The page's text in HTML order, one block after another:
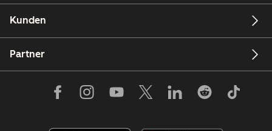
Kunden
Partner